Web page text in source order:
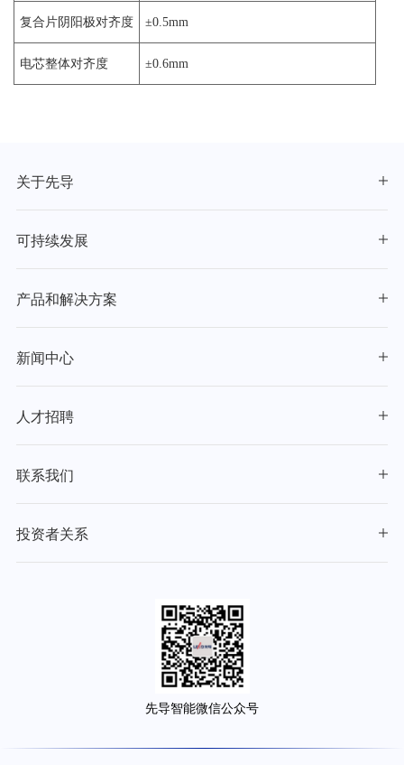
复合片阴阳极对齐度 ±0.5mm
电芯整体对齐度 ±0.6mm
关于先导
可持续发展
产品和解决方案
新闻中心
人才招聘
联系我们
投资者关系
先导智能微信公众号